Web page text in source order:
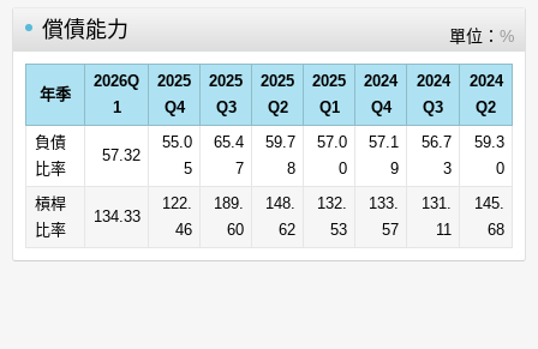
償債能力 單位： %
年季
2026Q
1
2025
Q4
2025
Q3
2025
Q2
2025
Q1
2024
Q4
2024
Q3
2024
Q2
負債
比率
57.32
55.0
5
65.4
7
59.7
8
57.0
0
57.1
9
56.7
3
59.3
0
槓桿
比率
134.33
122.
46
189.
60
148.
62
132.
53
133.
57
131.
11
145.
68